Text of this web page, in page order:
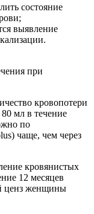
состояние
выявление
при
кровопотери
мл в течение
по
чаще, чем через
кровянистых
12 месяцев
ценз женщины